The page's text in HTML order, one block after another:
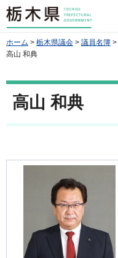
栃木県
ホーム > 栃木県議会 > 議員名簿 >
高山 和典
高山 和典